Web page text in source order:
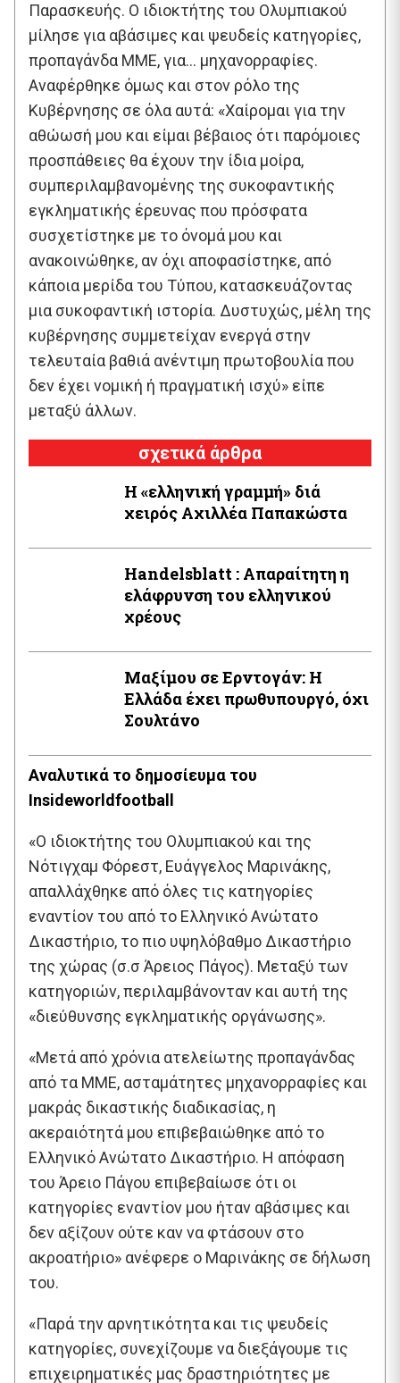
Παρασκευής. Ο ιδιοκτήτης του Ολυμπιακού
μίλησε για αβάσιμες και ψευδείς κατηγορίες,
προπαγάνδα ΜΜΕ, για… μηχανορραφίες.
Αναφέρθηκε όμως και στον ρόλο της
Κυβέρνησης σε όλα αυτά: «Χαίρομαι για την
αθώωσή μου και είμαι βέβαιος ότι παρόμοιες
προσπάθειες θα έχουν την ίδια μοίρα,
συμπεριλαμβανομένης της συκοφαντικής
εγκληματικής έρευνας που πρόσφατα
συσχετίστηκε με το όνομά μου και
ανακοινώθηκε, αν όχι αποφασίστηκε, από
κάποια μερίδα του Τύπου, κατασκευάζοντας
μια συκοφαντική ιστορία. Δυστυχώς, μέλη της
κυβέρνησης συμμετείχαν ενεργά στην
τελευταία βαθιά ανέντιμη πρωτοβουλία που
δεν έχει νομική ή πραγματική ισχύ» είπε
μεταξύ άλλων.
σχετικά άρθρα
Η «ελληνική γραμμή» διά
χειρός Aχιλλέα Παπακώστα
Handelsblatt : Απαραίτητη η
ελάφρυνση του ελληνικού
χρέους
Μαξίμου σε Ερντογάν: Η
Ελλάδα έχει πρωθυπουργό, όχι
Σουλτάνο
Αναλυτικά το δημοσίευμα του
Ιnsideworldfootball
«Ο ιδιοκτήτης του Ολυμπιακού και της
Νότιγχαμ Φόρεστ, Ευάγγελος Μαρινάκης,
απαλλάχθηκε από όλες τις κατηγορίες
εναντίον του από το Ελληνικό Ανώτατο
Δικαστήριο, το πιο υψηλόβαθμο Δικαστήριο
της χώρας (σ.σ Άρειος Πάγος). Μεταξύ των
κατηγοριών, περιλαμβάνονταν και αυτή της
«διεύθυνσης εγκληματικής οργάνωσης».
«Μετά από χρόνια ατελείωτης προπαγάνδας
από τα ΜΜΕ, ασταμάτητες μηχανορραφίες και
μακράς δικαστικής διαδικασίας, η
ακεραιότητά μου επιβεβαιώθηκε από το
Ελληνικό Ανώτατο Δικαστήριο. Η απόφαση
του Άρειο Πάγου επιβεβαίωσε ότι οι
κατηγορίες εναντίον μου ήταν αβάσιμες και
δεν αξίζουν ούτε καν να φτάσουν στο
ακροατήριο» ανέφερε ο Μαρινάκης σε δήλωση
του.
«Παρά την αρνητικότητα και τις ψευδείς
κατηγορίες, συνεχίζουμε να διεξάγουμε τις
επιχειρηματικές μας δραστηριότητες με